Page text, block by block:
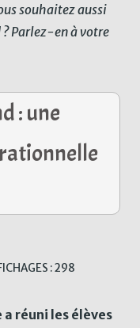
souhaitez aussi
Parlez-en à votre
: une
: 298
réuni les élèves